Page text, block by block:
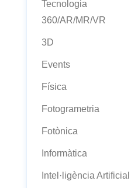
Tecnologia
360/AR/MR/VR
3D
Events
Física
Fotogrametria
Fotònica
Informàtica
Intel·ligència Artificial